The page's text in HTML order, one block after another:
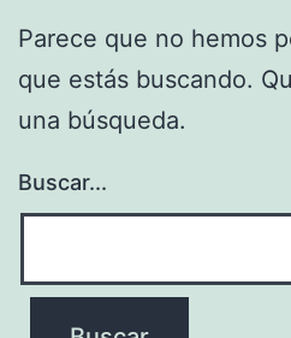
Parece que no hemos
que estás buscando.
una búsqueda.
Buscar...